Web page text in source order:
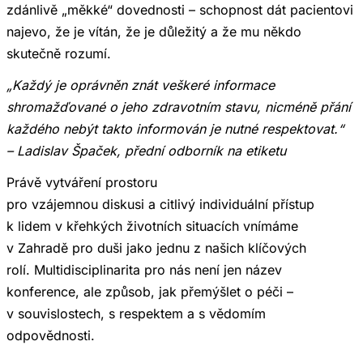
zdánlivě „měkké“ dovednosti – schopnost dát pacientovi
najevo, že je vítán, že je důležitý a že mu někdo
skutečně rozumí.
„Každý je oprávněn znát veškeré informace
shromažďované o jeho zdravotním stavu, nicméně přání
každého nebýt takto informován je nutné respektovat.“
– Ladislav Špaček, přední odborník na etiketu
Právě vytváření prostoru
pro vzájemnou diskusi a citlivý individuální přístup
k lidem v křehkých životních situacích vnímáme
v Zahradě pro duši jako jednu z našich klíčových
rolí. Multidisciplinarita pro nás není jen název
konference, ale způsob, jak přemýšlet o péči –
v souvislostech, s respektem a s vědomím
odpovědnosti.